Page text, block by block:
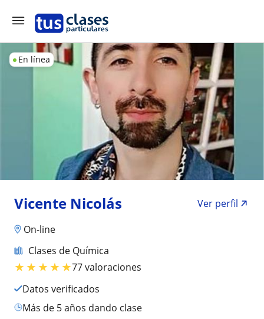
En línea
Vicente Nicolás
Ver perfil
On-line
Clases de Química
★★★★★77 valoraciones
Datos verificados
más de 5 años dando clase